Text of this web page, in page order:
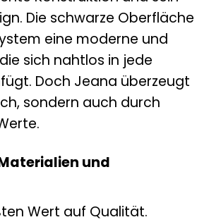
Die schwarze Oberfläche
eine moderne und
sich nahtlos in jede
Doch Jeana überzeugt
sondern auch durch
und
Wert auf Qualität.